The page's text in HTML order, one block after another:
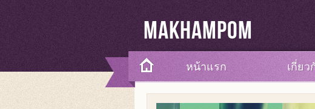
Makhampom
หน้าแรก เกี่ยว